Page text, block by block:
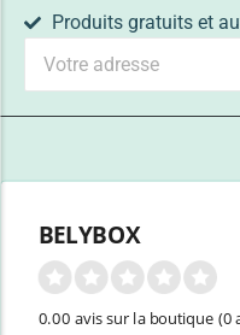
Produits gratuits et
BELYBOX
0.00 avis sur la boutique (0